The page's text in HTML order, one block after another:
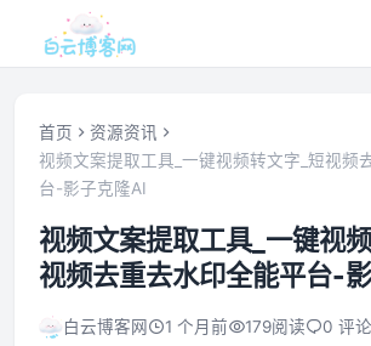
首页
网站源码
软件仓库
首页
资源资讯
视频文案提取工具_一键视频转文字_短视频
台-影子克隆AI
视频文案提取工具_一键视
视频去重去水印全能平台-
白云博客网 1 个月前 179阅读 0 评论